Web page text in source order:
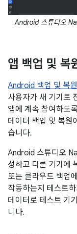
Android 스튜디오
앱 백업 및 복
Android 백업 및 복원
사용자가 새 기기로
앱에 계속 참여하도
데이터 백업 및 복원
습니다.
Android 스튜디오
성하고 다른 기기에
또는 클라우드 백업
작동하는지 테스트
데이터로 테스트 기
니다.